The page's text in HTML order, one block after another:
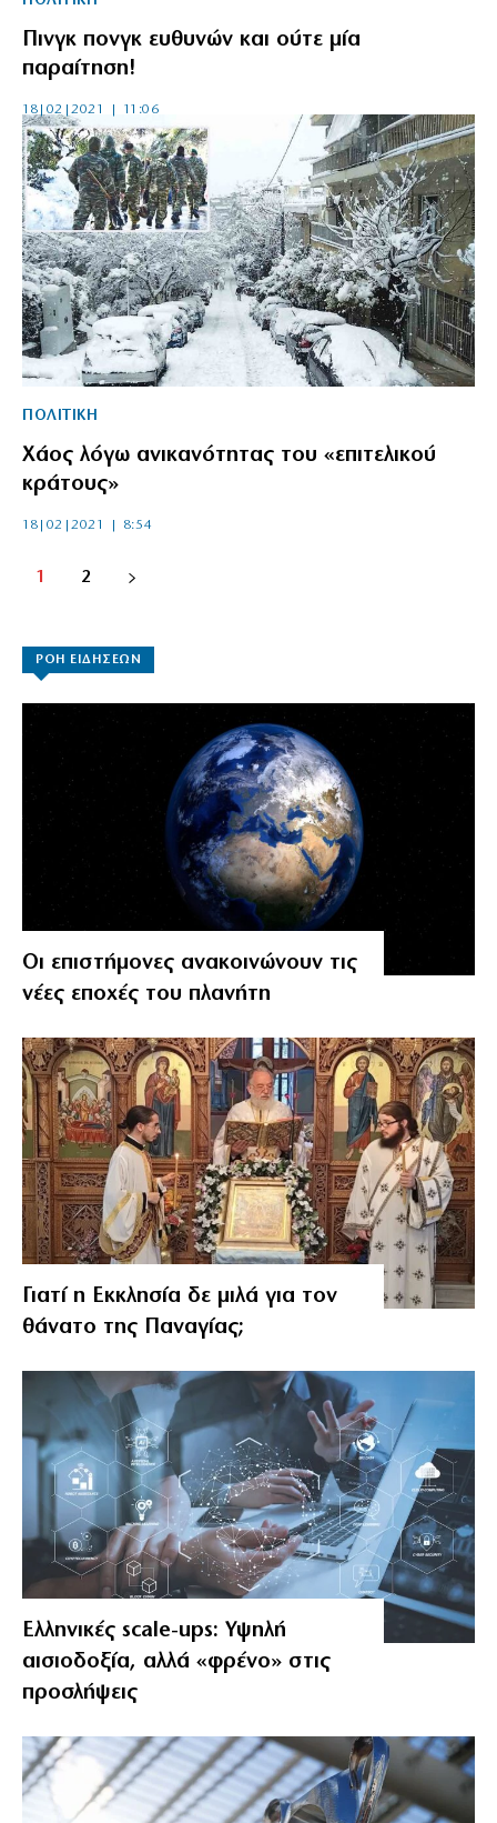
Πινγκ πονγκ ευθυνών και ούτε μία
παραίτηση!
18|02|2021 | 11:06
ΠΟΛΙΤΙΚΗ
Χάος λόγω ανικανότητας του «επιτελικού
κράτους»
18|02|2021 | 8:54
1 2
ΡΟΗ ΕΙΔΗΣΕΩΝ
Οι επιστήμονες ανακοινώνουν τις
νέες εποχές του πλανήτη
Γιατί η Εκκλησία δε μιλά για τον
θάνατο της Παναγίας;
Ελληνικές scale-ups: Υψηλή
αισιοδοξία, αλλά «φρένο» στις
προσλήψεις